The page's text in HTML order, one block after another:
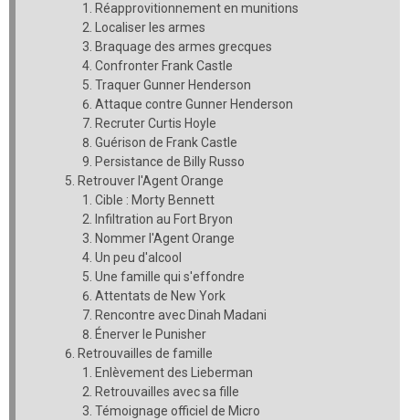
Réapprovitionnement en munitions
Localiser les armes
Braquage des armes grecques
Confronter Frank Castle
Traquer Gunner Henderson
Attaque contre Gunner Henderson
Recruter Curtis Hoyle
Guérison de Frank Castle
Persistance de Billy Russo
Retrouver l'Agent Orange
Cible : Morty Bennett
Infiltration au Fort Bryon
Nommer l'Agent Orange
Un peu d'alcool
Une famille qui s'effondre
Attentats de New York
Rencontre avec Dinah Madani
Énerver le Punisher
Retrouvailles de famille
Enlèvement des Lieberman
Retrouvailles avec sa fille
Témoignage officiel de Micro